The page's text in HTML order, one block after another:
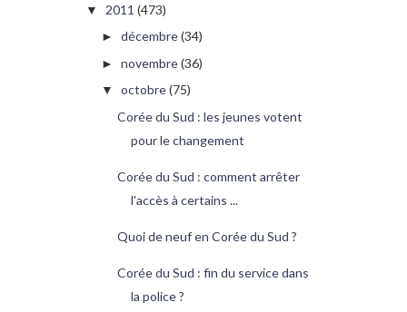
▼ 2011 (473)
► décembre(34)
► novembre(36)
▼ octobre(75)
Corée du Sud : les jeunes votent
pour le changement
Corée du Sud : comment arrêter
l'accès à certains ...
Quoi de neuf en Corée du Sud ?
Corée du Sud : fin du service dans
la police ?